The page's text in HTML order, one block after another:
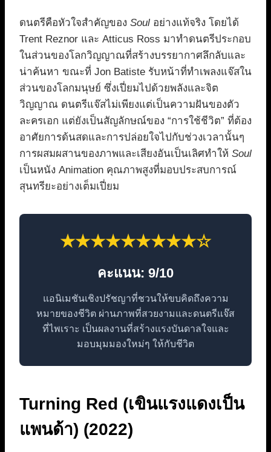
ดนตรีคือหัวใจสำคัญของ Soul อย่างแท้จริง โดยได้
Trent Reznor และ Atticus Ross มาทำดนตรีประกอบ
ในส่วนของโลกวิญญาณที่สร้างบรรยากาศลึกลับและ
น่าค้นหา ขณะที่ Jon Batiste รับหน้าที่ทำเพลงแจ๊สใน
ส่วนของโลกมนุษย์ ซึ่งเปี่ยมไปด้วยพลังและจิต
วิญญาณ ดนตรีแจ๊สไม่เพียงแต่เป็นความฝันของตัว
ละครเอก แต่ยังเป็นสัญลักษณ์ของ “การใช้ชีวิต” ที่ต้อง
อาศัยการด้นสดและการปล่อยใจไปกับช่วงเวลานั้นๆ
การผสมผสานของภาพและเสียงอันเป็นเลิศทำให้ Soul
เป็นหนัง Animation คุณภาพสูงที่มอบประสบการณ์
สุนทรียะอย่างเต็มเปี่ยม
★★★★★★★★★☆
คะแนน: 9/10
แอนิเมชันเชิงปรัชญาที่ชวนให้ขบคิดถึงความ
หมายของชีวิต ผ่านภาพที่สวยงามและดนตรีแจ๊ส
ที่ไพเราะ เป็นผลงานที่สร้างแรงบันดาลใจและ
มอบมุมมองใหม่ๆ ให้กับชีวิต
Turning Red (เขินแรงแดงเป็น
แพนด้า) (2022)